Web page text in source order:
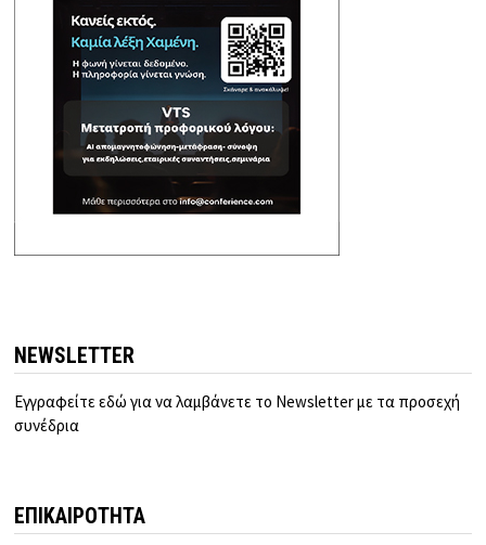
NEWSLETTER
Εγγραφείτε εδώ για να λαμβάνετε το Newsletter με τα προσεχή
συνέδρια
ΕΠΙΚΑΙΡΟΤΗΤΑ